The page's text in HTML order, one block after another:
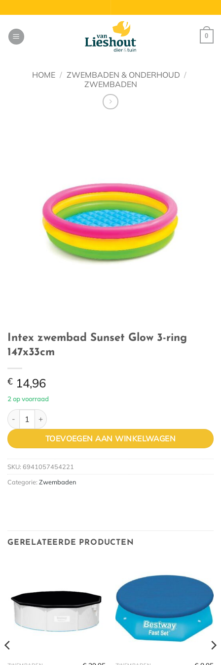
naar
inhoud
0
HOME / ZWEMBADEN & ONDERHOUD /
ZWEMBADEN
Intex zwembad Sunset Glow 3-ring
147x33cm
€ 14,96
2 op voorraad
Intex zwembad Sunset Glow 3-ring 147x33cm aantal
TOEVOEGEN AAN WINKELWAGEN
SKU: 6941057454221
Categorie: Zwembaden
GERELATEERDE PRODUCTEN